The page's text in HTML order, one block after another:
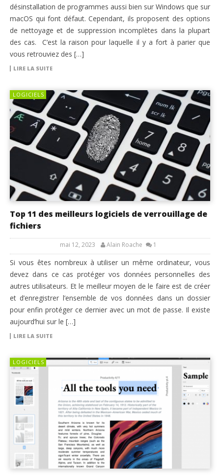
désinstallation de programmes aussi bien sur Windows que sur
macOS qui font défaut. Cependant, ils proposent des options
de nettoyage et de suppression incomplètes dans la plupart
des cas. C’est la raison pour laquelle il y a fort à parier que
vous retrouviez des […]
LIRE LA SUITE
LOGICIELS
Top 11 des meilleurs logiciels de verrouillage de
fichiers
mai 12, 2023 Alain Roache 1
Si vous êtes nombreux à utiliser un même ordinateur, vous
devez dans ce cas protéger vos données personnelles des
autres utilisateurs. Et le meilleur moyen de le faire est de créer
et d’enregistrer l’ensemble de vos données dans un dossier
pour enfin protéger ce dernier avec un mot de passe. Il existe
aujourd’hui sur le […]
LIRE LA SUITE
LOGICIELS